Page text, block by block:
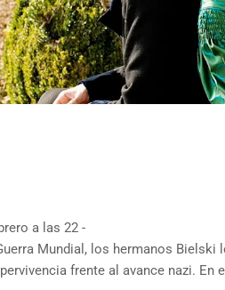
a las 22 -
Mundial, los hermanos Bielski
frente al avance nazi.